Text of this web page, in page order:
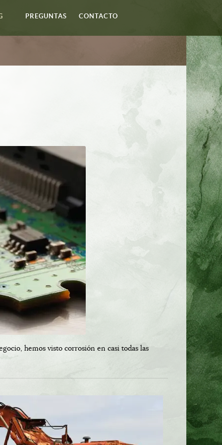
PREGUNTAS CONTACTO
hemos visto corrosión en casi todas las